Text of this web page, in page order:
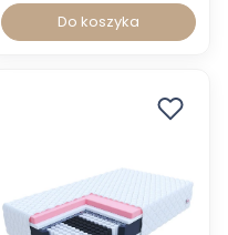
Do koszyka